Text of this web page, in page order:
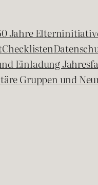
Jahre
Checklisten
Einladung
Gruppen und